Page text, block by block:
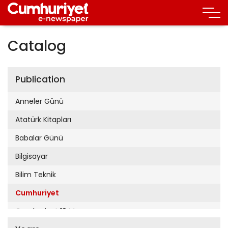
Catalog
Publication
Anneler Günü
Atatürk Kitapları
Babalar Günü
Bilgisayar
Bilim Teknik
Cumhuriyet
Cumhuriyet 19 Mayıs